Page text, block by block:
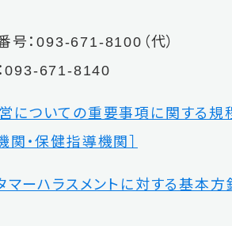
号：093-671-8100 （代）
093-671-8140
についての重要事項に関する規
関・保健指導機関］
マーハラスメントに対する基本方